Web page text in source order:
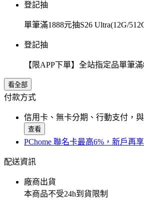
登記抽
單筆滿1888元抽S26 Ultra(12G/
登記抽
【限APP下單】全站指定品單筆
看全部
付款方式
信用卡、無卡分期、行動支付，
查看
PChome 聯名卡最高6%，新戶再
配送資訊
廠商出貨
本商品不受24h到貨限制